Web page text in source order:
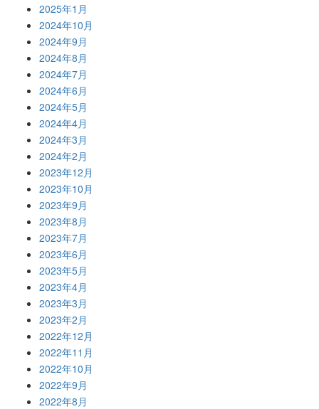
2025年1月
2024年10月
2024年9月
2024年8月
2024年7月
2024年6月
2024年5月
2024年4月
2024年3月
2024年2月
2023年12月
2023年10月
2023年9月
2023年8月
2023年7月
2023年6月
2023年5月
2023年4月
2023年3月
2023年2月
2022年12月
2022年11月
2022年10月
2022年9月
2022年8月